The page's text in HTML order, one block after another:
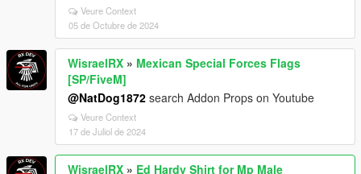
Veure Context
05 de Octubre de 2024
WisraelRX » Mexican Special Forces Flags
[SP/FiveM]
@NatDog1872 search Addon Props on Youtube
Veure Context
17 de Juliol de 2024
WisraelRX » Ed Hardy Shirt for Mp Male